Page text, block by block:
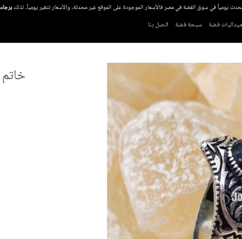
يومياً في سوق الفضة في مصر فالأسعار الموجودة على الموقع غير محدثة، والأسعار تتغير يومياً، لذلك
ميداليات فضة سبحة فضة اتصل بنا